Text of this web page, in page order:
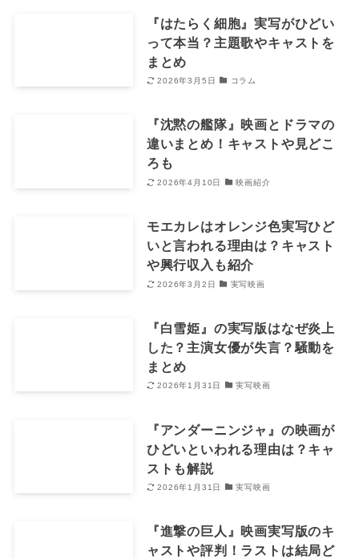
『はたらく細胞』実写がひどい
って本当？主題歌やキャストを
まとめ
2026年3月5日 コラム
『沈黙の艦隊』映画とドラマの
違いまとめ！キャストや見どこ
ろも
2026年4月10日 映画紹介
モエカレはオレンジ色実写ひど
いと言われる理由は？キャスト
や興行収入も紹介
2026年3月2日 実写映画
『白雪姫』の実写版はなぜ炎上
した？主演女優が失言？騒動を
まとめ
2026年1月31日 実写映画
『アンダーニンジャ』の映画が
ひどいといわれる理由は？キャ
ストも解説
2026年1月31日 実写映画
『進撃の巨人』映画実写版のキ
ャストや評判！ラストは結局ど